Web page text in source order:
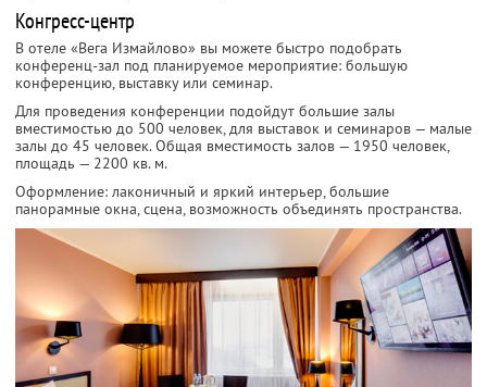
Конгресс-центр
В отеле «Вега Измайлово» вы можете быстро подобрать
конференц-зал под планируемое мероприятие: большую
конференцию, выставку или семинар.
Для проведения конференции подойдут большие залы
вместимостью до 500 человек, для выставок и семинаров — малые
залы до 45 человек. Общая вместимость залов — 1950 человек,
площадь — 2200 кв. м.
Оформление: лаконичный и яркий интерьер, большие
панорамные окна, сцена, возможность объединять пространства.